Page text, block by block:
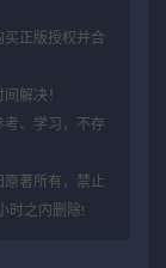
正版授权并合
解决！
、学习，不存
著所有，禁止
时之内删除!